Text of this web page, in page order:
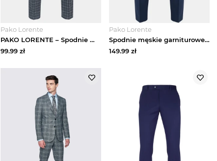
Pako Lorente
PAKO LORENTE – Spodnie męskie garniturowe P21WF-6G-066-S
99.99 zł
Pako Lorente
Spodnie męskie garniturowe MERALD PPLM9-6G-214-N Pako Lorente
149.99 zł